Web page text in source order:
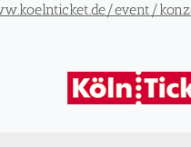
event/